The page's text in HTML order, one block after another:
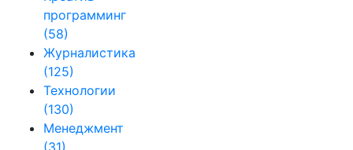
программинг
(58)
Журналистика
(125)
Технологии
(130)
Менеджмент
(31)